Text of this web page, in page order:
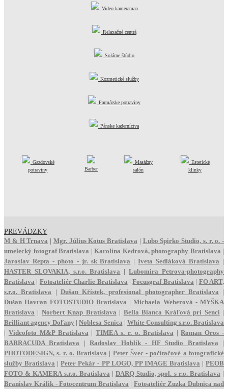
Video kameraman
Relaxačné centrá
Solárne štúdio
Kozmetické služby
Farmárske potraviny
Pánske kaderníctva
Gazdovské
potraviny
Barber
Masážny
salón
Estetické
klinky
PREVÁDZKY
M & H Trnava | Mgr. Július Kotus Bratislava | Lubo Spirko Studio, s. r. o. -
umelecký fotograf Bratislava | Karolína Kedrová, photography Bratislava |
Jaroslav Repta - photo - jr. sk Bratislava |Iveta Sedláková Bratislava |
HASTER SLOVAKIA, s.r.o. Bratislava |Lubomira Petrova-photography
Bratislava | Fotoateliér Charlie Bratislava |Focusgraf Bratislava | FO ART,
s.r.o. Bratislava | Dušan Křístek, profesional photographer Bratislava |
Dušan Havran FOTOSTUDIO Bratislava |Michaela Weberová - MYŠKA
Bratislava | Norbert Knap Bratislava | Bella Bianca Kráľová pri Senci |
Brilliant agency Doľany |Noblesa Senica | White Consulting s.r.o. Bratislava
| Videofoto M&P Bratislava |TIMEA s. r. o. Bratislava |Roman Oros -
BARRACUDA Bratislava |Radoslav Hoblík - HF Studio Bratislava |
PHOTODESIGN, s. r. o. Bratislava | Peter Švec - počítačové a fotografické
služby Bratislava |Peter Pekár - PP LOGO, PP IMAGE Bratislava |PEOB
FOTO & KAMERA s.r.o. Bratislava |DARQ Studio, spol. s r.o. Bratislava |
Branislav Králik - Fotocentrum Bratislava | Fotoateliér Zuzka Dubnica nad